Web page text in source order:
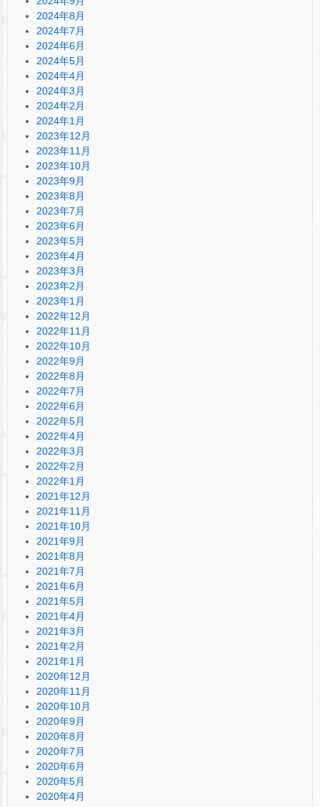
2024年8月
2024年7月
2024年6月
2024年5月
2024年4月
2024年3月
2024年2月
2024年1月
2023年12月
2023年11月
2023年10月
2023年9月
2023年8月
2023年7月
2023年6月
2023年5月
2023年4月
2023年3月
2023年2月
2023年1月
2022年12月
2022年11月
2022年10月
2022年9月
2022年8月
2022年7月
2022年6月
2022年5月
2022年4月
2022年3月
2022年2月
2022年1月
2021年12月
2021年11月
2021年10月
2021年9月
2021年8月
2021年7月
2021年6月
2021年5月
2021年4月
2021年3月
2021年2月
2021年1月
2020年12月
2020年11月
2020年10月
2020年9月
2020年8月
2020年7月
2020年6月
2020年5月
2020年4月